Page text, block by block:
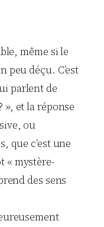
même si le
peu déçu. C’est
parlent de
», et la réponse
ou
que c’est une
« mystère-
des sens